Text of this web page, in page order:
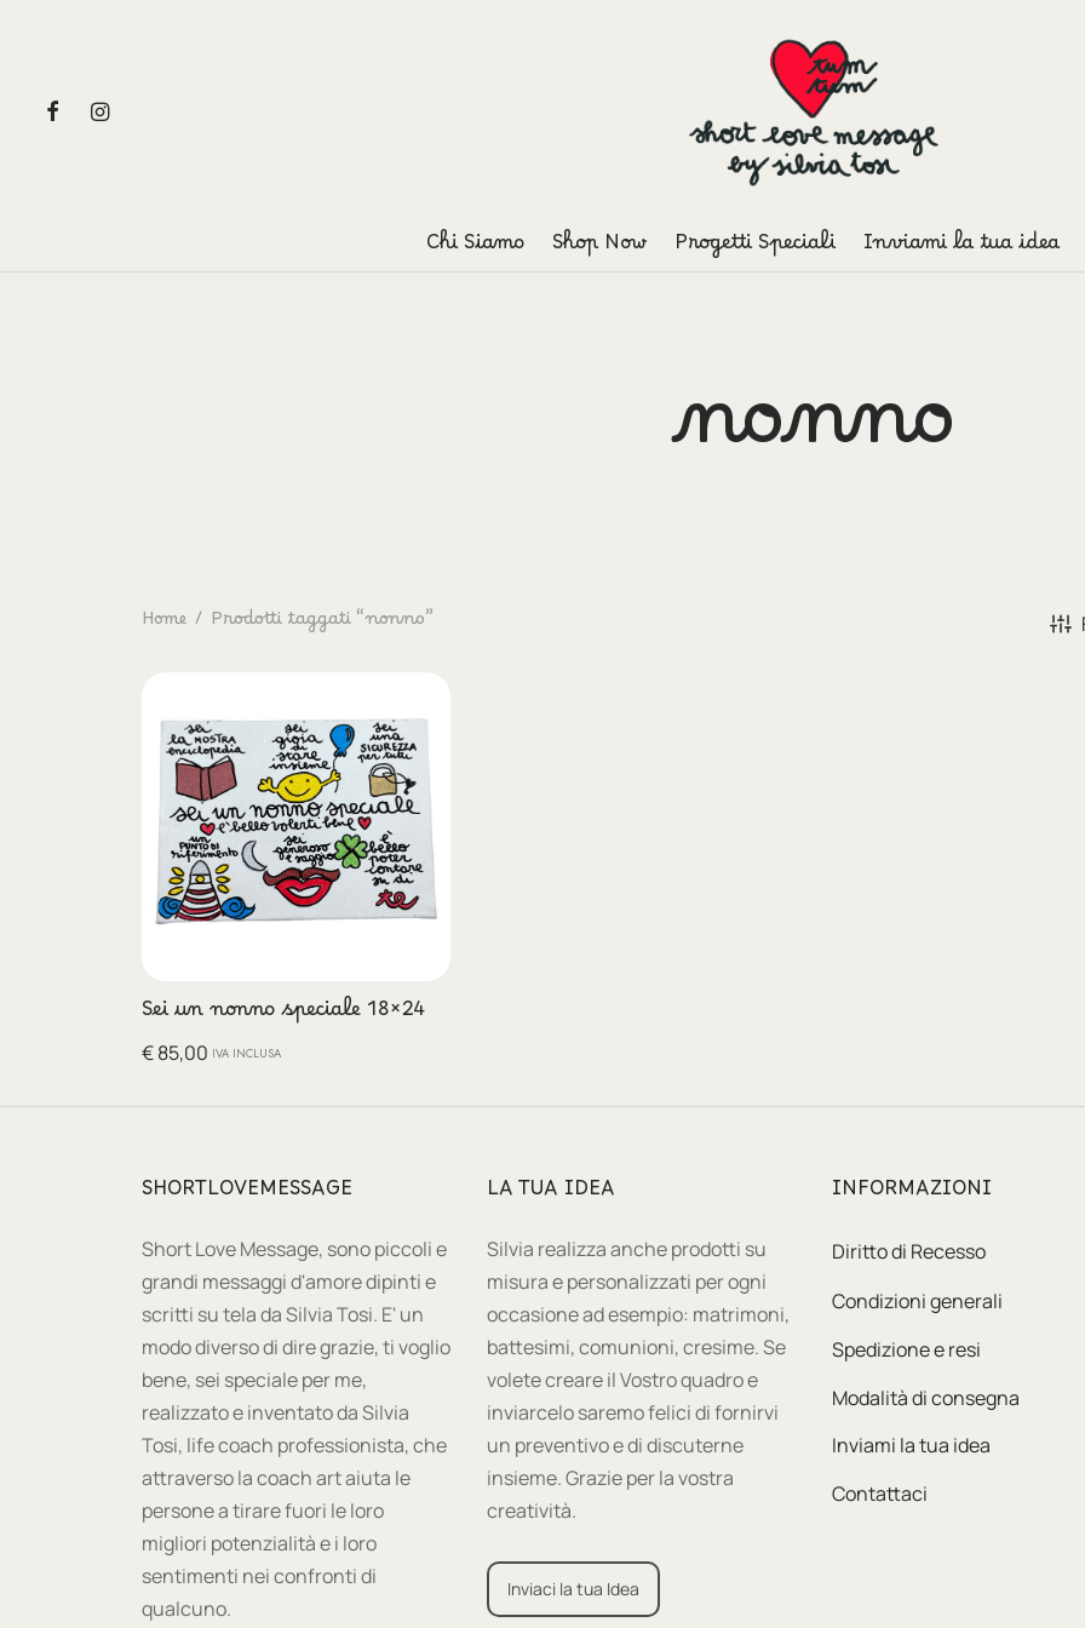
Chi Siamo Shop Now Progetti Speciali Inviami la tua idea
nonno
Home / Prodotti taggati “nonno”
Sei un nonno speciale 18×24
€85,00 IVA INCLUSA
SHORTLOVEMESSAGE
Short Love Message, sono piccoli e
grandi messaggi d'amore dipinti e
scritti su tela da Silvia Tosi. E' un
modo diverso di dire grazie, ti voglio
bene, sei speciale per me,
realizzato e inventato da Silvia
Tosi, life coach professionista, che
attraverso la coach art aiuta le
persone a tirare fuori le loro
migliori potenzialità e i loro
sentimenti nei confronti di
qualcuno.
LA TUA IDEA
Silvia realizza anche prodotti su
misura e personalizzati per ogni
occasione ad esempio: matrimoni,
battesimi, comunioni, cresime. Se
volete creare il Vostro quadro e
inviarcelo saremo felici di fornirvi
un preventivo e di discuterne
insieme. Grazie per la vostra
creatività.
Inviaci la tua Idea
INFORMAZIONI
Diritto di Recesso
Condizioni generali
Spedizione e resi
Modalità di consegna
Inviami la tua idea
Contattaci